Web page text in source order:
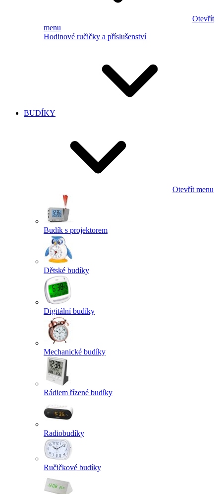
Otevřít
menu
Hodinové ručičky a příslušenství
BUDÍKY
Otevřít menu
Budík s projektorem
Dětské budíky
Digitální budíky
Mechanické budíky
Rádiem řízené budíky
Radiobudíky
Ručičkové budíky